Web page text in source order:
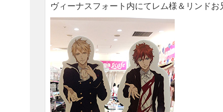
ヴィーナスフォート内にてレム様＆リンドお